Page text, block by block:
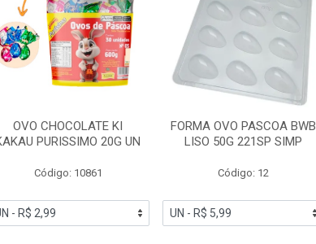
OVO CHOCOLATE KI
PURISSIMO 20G UN
Código: 10861
FORMA OVO PASCOA BWB
LISO 50G 221SP SIMP
Código: 12